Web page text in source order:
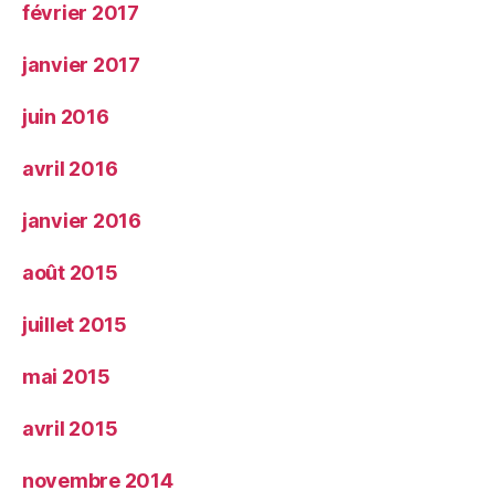
février 2017
janvier 2017
juin 2016
avril 2016
janvier 2016
août 2015
juillet 2015
mai 2015
avril 2015
novembre 2014